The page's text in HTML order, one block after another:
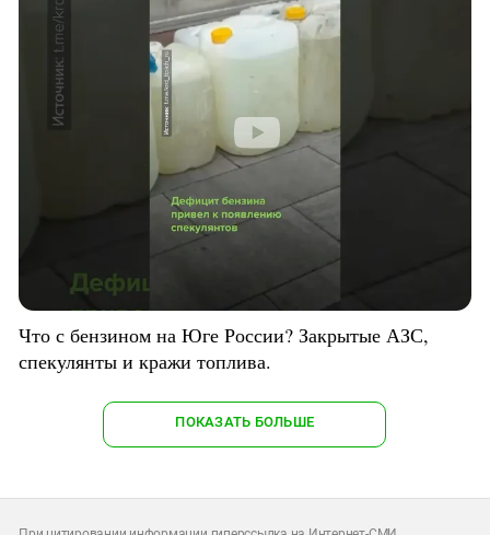
Что с бензином на Юге России? Закрытые АЗС,
спекулянты и кражи топлива.
ПОКАЗАТЬ БОЛЬШЕ